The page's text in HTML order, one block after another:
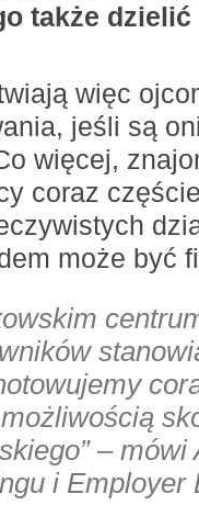
także
więc
jeśli są
więcej,
coraz
może być
–
i Employer